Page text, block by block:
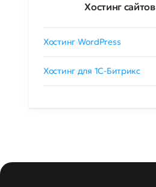
Хостинг сайтов
Хостинг WordPress
Хостинг для 1C-Битрикс